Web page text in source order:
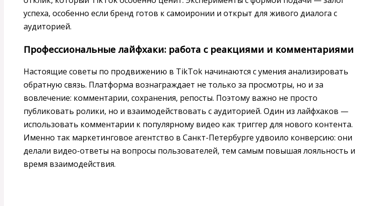
успеха, особенно если бренд готов к самоиронии и открыт для живого диалога с
аудиторией.
Профессиональные лайфхаки: работа с реакциями и комментариями
Настоящие советы по продвижению в TikTok начинаются с умения анализировать
обратную связь. Платформа вознаграждает не только за просмотры, но и за
вовлечение: комментарии, сохранения, репосты. Поэтому важно не просто
публиковать ролики, но и взаимодействовать с аудиторией. Один из лайфхаков —
использовать комментарии к популярному видео как триггер для нового контента.
Именно так маркетинговое агентство в Санкт-Петербурге удвоило конверсию: они
делали видео-ответы на вопросы пользователей, тем самым повышая лояльность и
время взаимодействия.